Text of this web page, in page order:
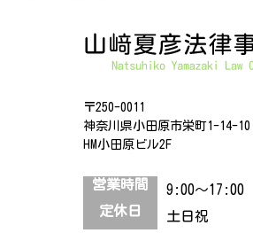
〒250-0011
神奈川県小田原市栄町1-14-10
HM小田原ビル2F
営業時間
9:00～17:00
定休日
土日祝